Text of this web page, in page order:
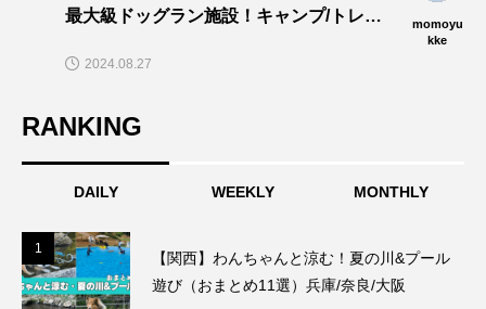
最大級ドッグラン施設！キャンプ/トレイ
う〜🎵」
momoyu
kke
2024.08.27
RANKING
DAILY WEEKLY MONTHLY
1
【関西】わんちゃんと涼む！夏の川&プール
遊び（おまとめ11選）兵庫/奈良/大阪